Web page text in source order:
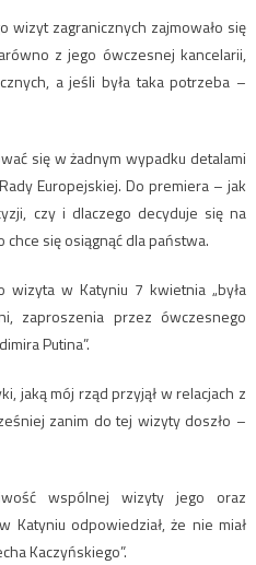
wizyt zagranicznych zajmowało się
z jego ówczesnej kancelarii,
a jeśli była taka potrzeba –
się w żadnym wypadku detalami
Europejskiej. Do premiera – jak
czy i dlaczego decyduje się na
się osiągnąć dla państwa.
wizyta w Katyniu 7 kwietnia „była
zaproszenia przez ówczesnego
Putina”.
jaką mój rząd przyjął w relacjach z
zanim do tej wizyty doszło –
wspólnej wizyty jego oraz
Katyniu odpowiedział, że nie miał
Kaczyńskiego”.